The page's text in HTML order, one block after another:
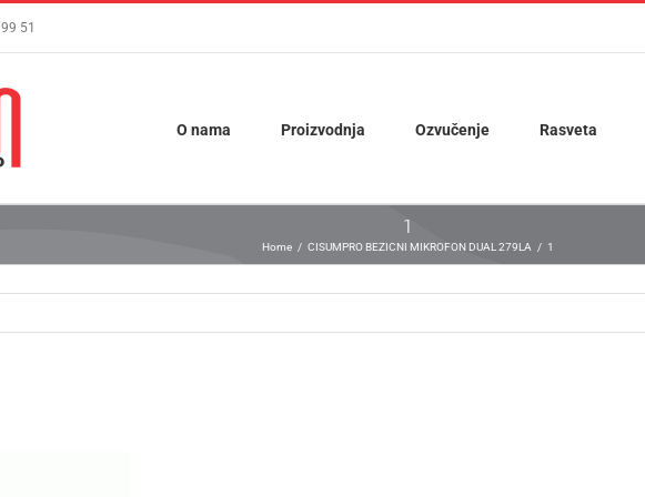
51
O nama Proizvodnja Ozvučenje Rasveta
1
Home CISUMPRO BEZICNI MIKROFON DUAL 279LA 1